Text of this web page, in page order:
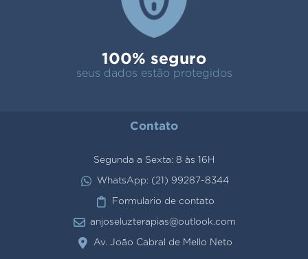
100% seguro
seus dados estão protegidos
Contato
Segunda a Sexta: 8 às 16H
WhatsApp: (21) 99287-8344
Formulario de contato
anjoseluzterapias@outlook.com
Av. João Cabral de Mello Neto